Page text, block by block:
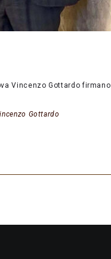
Vincenzo Gottardo firmano
Gottardo